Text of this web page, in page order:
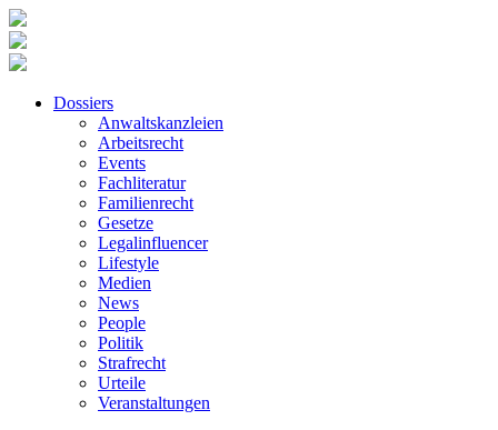
Dossiers
Anwaltskanzleien
Arbeitsrecht
Events
Fachliteratur
Familienrecht
Gesetze
Legalinfluencer
Lifestyle
Medien
News
People
Politik
Strafrecht
Urteile
Veranstaltungen